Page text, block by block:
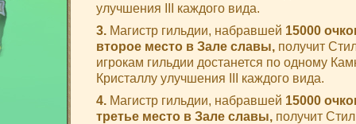
улучшения III каждого вида.
3. Магистр гильдии, набравшей 15000
второе место в Зале славы, получит
игрокам гильдии достанется по одному
Кристаллу улучшения III каждого вида.
4. Магистр гильдии, набравшей 15000
третье место в Зале славы, получит